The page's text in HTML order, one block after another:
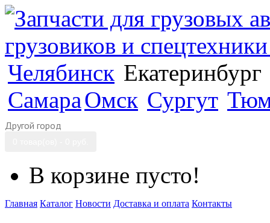
Челябинск Екатеринбург
СамараОмск Сургут
Другой город
В корзине пусто!
Главная Каталог Новости Доставка и оплата Контакты